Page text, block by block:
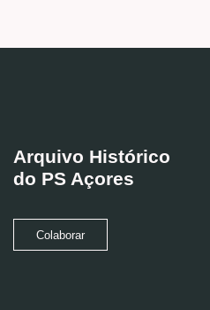
Arquivo Histórico
do PS Açores
Colaborar